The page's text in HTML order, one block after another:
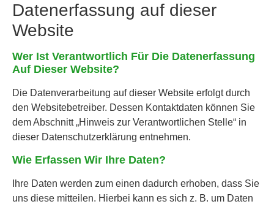
Datenerfassung auf dieser
Website
Wer Ist Verantwortlich Für Die Datenerfassung
Auf Dieser Website?
Die Datenverarbeitung auf dieser Website erfolgt durch
den Websitebetreiber. Dessen Kontaktdaten können Sie
dem Abschnitt „Hinweis zur Verantwortlichen Stelle“ in
dieser Datenschutzerklärung entnehmen.
Wie Erfassen Wir Ihre Daten?
Ihre Daten werden zum einen dadurch erhoben, dass Sie
uns diese mitteilen. Hierbei kann es sich z. B. um Daten